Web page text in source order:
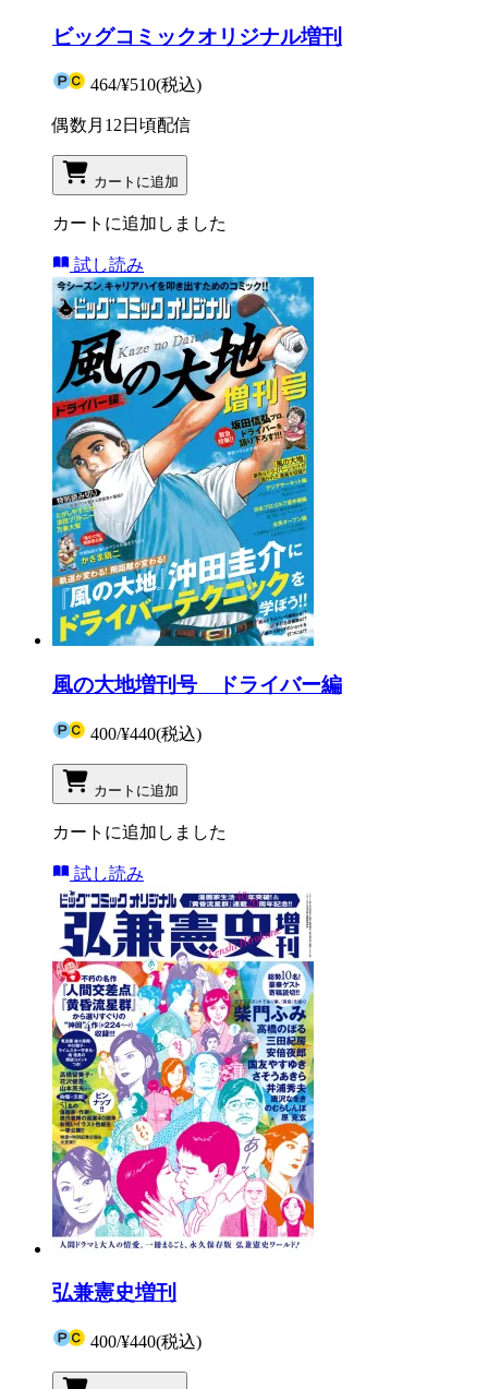
ビッグコミックオリジナル増刊
464/¥510(税込)
偶数月12日頃配信
カートに追加
カートに追加しました
試し読み
風の大地増刊号 ドライバー編
400/¥440(税込)
カートに追加
カートに追加しました
試し読み
弘兼憲史増刊
400/¥440(税込)